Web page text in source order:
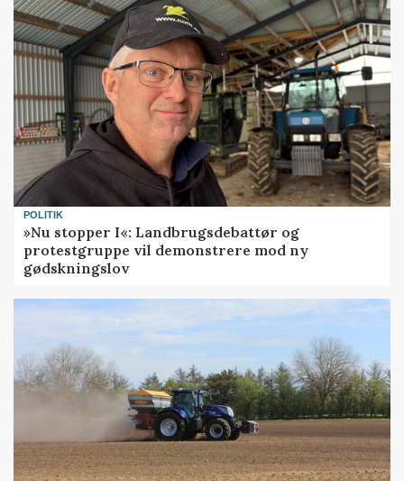
POLITIK
»Nu stopper I«: Landbrugsdebattør og
protestgruppe vil demonstrere mod ny
gødskningslov